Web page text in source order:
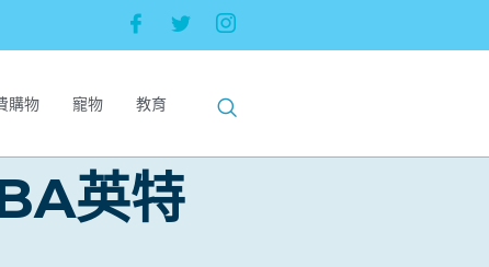
購物 寵物 教育
英特